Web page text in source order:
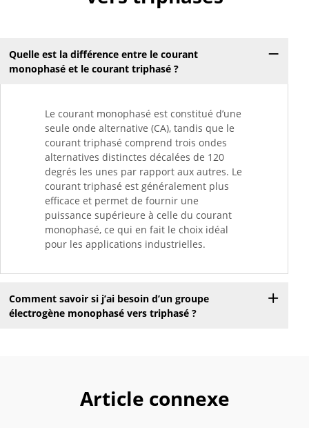
Quelle est la différence entre le courant
monophasé et le courant triphasé ?
Le courant monophasé est constitué d’une
seule onde alternative (CA), tandis que le
courant triphasé comprend trois ondes
alternatives distinctes décalées de 120
degrés les unes par rapport aux autres. Le
courant triphasé est généralement plus
efficace et permet de fournir une
puissance supérieure à celle du courant
monophasé, ce qui en fait le choix idéal
pour les applications industrielles.
Comment savoir si j’ai besoin d’un groupe
électrogène monophasé vers triphasé ?
Article connexe